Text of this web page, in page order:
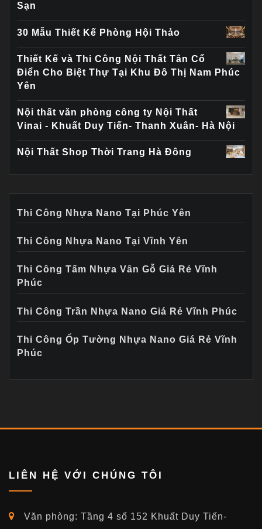
Sạn
30 Mẫu Thiết Kế Phòng Hội Thảo
Thiết Kế và Thi Công Nội Thất Tân Cổ
Điển Cho Biệt Thự Tại Khu Đô Thị Nam Phúc
Yên
Nội thất văn phòng công ty Nội Thất
Vinai - Khuất Duy Tiến- Thanh Xuân- Hà Nội
Nội Thất Shop Thời Trang Hà Đông
Thi Công Nhựa Nano Tại Phúc Yên
Thi Công Nhựa Nano Tại Vĩnh Yên
Thi Công Tấm Nhựa Vân Gỗ Giá Rẻ Vĩnh
Phúc
Thi Công Trần Nhựa Nano Giá Rẻ Vĩnh Phúc
Thi Công Ốp Tường Nhựa Nano Giá Rẻ Vĩnh
Phúc
LIÊN HỆ VỚI CHÚNG TÔI
Văn phòng: Tầng 4 số 152 Khuất Duy Tiến-